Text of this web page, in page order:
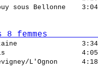
sous Bellonne
8 femmes
Bellefontaine
1949, Paris
L'Ognon